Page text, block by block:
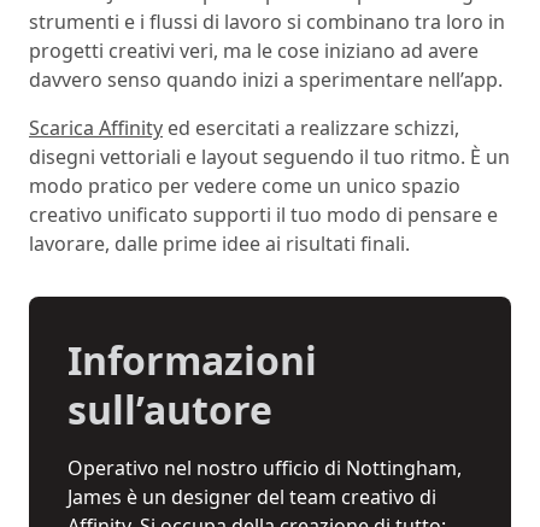
strumenti e i flussi di lavoro si combinano tra loro in
progetti creativi veri, ma le cose iniziano ad avere
davvero senso quando inizi a sperimentare nell’app.
Scarica Affinity ed esercitati a realizzare schizzi,
disegni vettoriali e layout seguendo il tuo ritmo. È un
modo pratico per vedere come un unico spazio
creativo unificato supporti il tuo modo di pensare e
lavorare, dalle prime idee ai risultati finali.
Informazioni
sull’autore
Operativo nel nostro ufficio di Nottingham,
James è un designer del team creativo di